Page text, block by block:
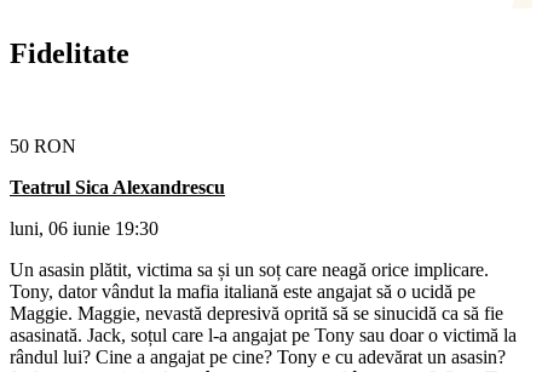
Fidelitate
50 RON
Teatrul Sica Alexandrescu
luni, 06 iunie 19:30
Un asasin plătit, victima sa și un soț care neagă orice implicare.
Tony, dator vândut la mafia italiană este angajat să o ucidă pe
Maggie. Maggie, nevastă depresivă oprită să se sinucidă ca să fie
asasinată. Jack, soțul care l-a angajat pe Tony sau doar o victimă la
rândul lui? Cine a angajat pe cine? Tony e cu adevărat un asasin?